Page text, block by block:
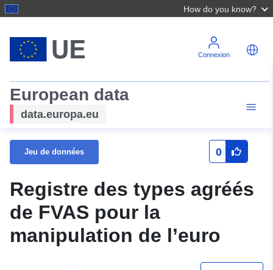
How do you know?
Connexion
European data
data.europa.eu
Jeu de données 0
Registre des types agréés
de FVAS pour la
manipulation de l’euro